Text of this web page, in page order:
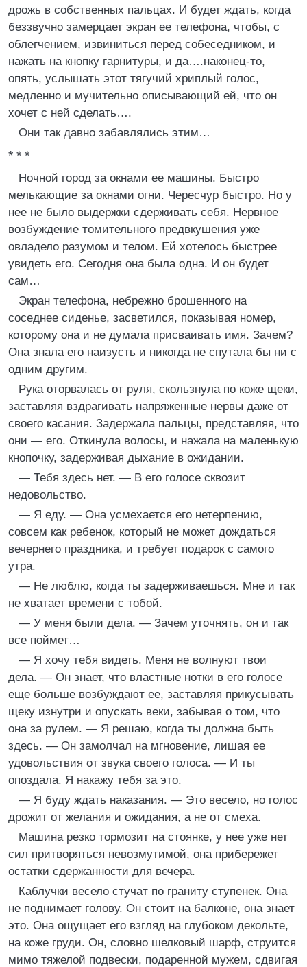
дрожь в собственных пальцах. И будет ждать, когда
беззвучно замерцает экран ее телефона, чтобы, с
облегчением, извиниться перед собеседником, и
нажать на кнопку гарнитуры, и да….наконец-то,
опять, услышать этот тягучий хриплый голос,
медленно и мучительно описывающий ей, что он
хочет с ней сделать….
Они так давно забавлялись этим…
* * *
Ночной город за окнами ее машины. Быстро
мелькающие за окнами огни. Чересчур быстро. Но у
нее не было выдержки сдерживать себя. Нервное
возбуждение томительного предвкушения уже
овладело разумом и телом. Ей хотелось быстрее
увидеть его. Сегодня она была одна. И он будет
сам…
Экран телефона, небрежно брошенного на
соседнее сиденье, засветился, показывая номер,
которому она и не думала присваивать имя. Зачем?
Она знала его наизусть и никогда не спутала бы ни с
одним другим.
Рука оторвалась от руля, скользнула по коже щеки,
заставляя вздрагивать напряженные нервы даже от
своего касания. Задержала пальцы, представляя, что
они — его. Откинула волосы, и нажала на маленькую
кнопочку, задерживая дыхание в ожидании.
— Тебя здесь нет. — В его голосе сквозит
недовольство.
— Я еду. — Она усмехается его нетерпению,
совсем как ребенок, который не может дождаться
вечернего праздника, и требует подарок с самого
утра.
— Не люблю, когда ты задерживаешься. Мне и так
не хватает времени с тобой.
— У меня были дела. — Зачем уточнять, он и так
все поймет…
— Я хочу тебя видеть. Меня не волнуют твои
дела. — Он знает, что властные нотки в его голосе
еще больше возбуждают ее, заставляя прикусывать
щеку изнутри и опускать веки, забывая о том, что
она за рулем. — Я решаю, когда ты должна быть
здесь. — Он замолчал на мгновение, лишая ее
удовольствия от звука своего голоса. — И ты
опоздала. Я накажу тебя за это.
— Я буду ждать наказания. — Это весело, но голос
дрожит от желания и ожидания, а не от смеха.
Машина резко тормозит на стоянке, у нее уже нет
сил притворяться невозмутимой, она прибережет
остатки сдержанности для вечера.
Каблучки весело стучат по граниту ступенек. Она
не поднимает голову. Он стоит на балконе, она знает
это. Она ощущает его взгляд на глубоком декольте,
на коже груди. Он, словно шелковый шарф, струится
мимо тяжелой подвески, подаренной мужем, сдвигая